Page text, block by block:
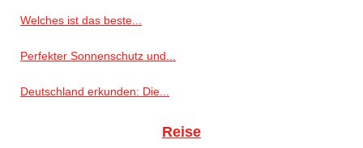
Welches ist das beste...
Perfekter Sonnenschutz und...
Deutschland erkunden: Die...
Reise